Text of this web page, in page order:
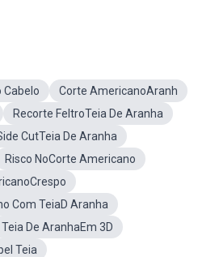
Cabelo
Corte AmericanoAranh
Recorte FeltroTeia De Aranha
CutTeia De Aranha
Risco NoCorte Americano
Com TeiaD Aranha
Teia De AranhaEm 3D
Teia